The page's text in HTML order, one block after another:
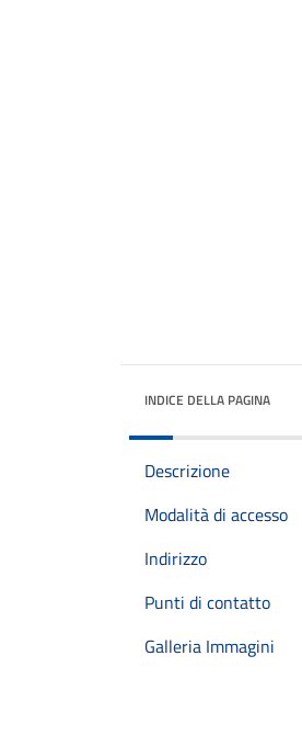
INDICE DELLA PAGINA
Descrizione
Modalità di accesso
Indirizzo
Punti di contatto
Galleria Immagini